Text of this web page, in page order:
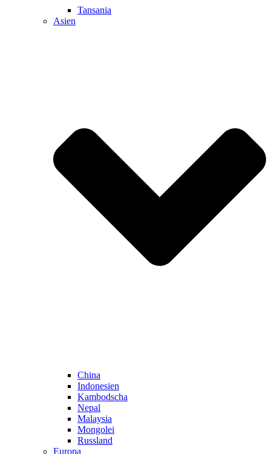
Tansania
Asien
China
Indonesien
Kambodscha
Nepal
Malaysia
Mongolei
Russland
Europa